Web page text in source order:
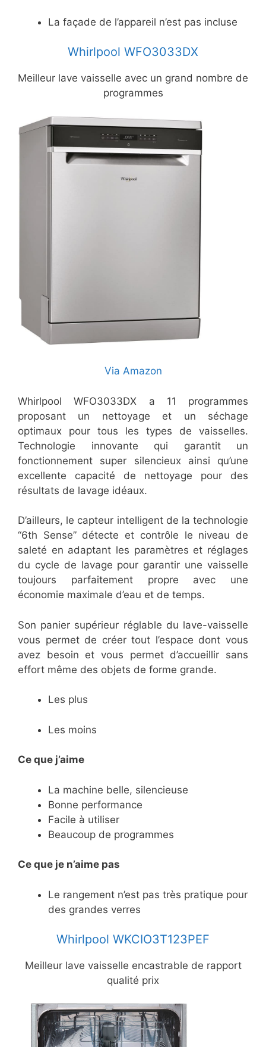
La façade de l’appareil n’est pas incluse
Whirlpool WFO3033DX
Meilleur lave vaisselle avec un grand nombre de
programmes
Via Amazon
Whirlpool WFO3033DX a 11 programmes
proposant un nettoyage et un séchage
optimaux pour tous les types de vaisselles.
Technologie innovante qui garantit un
fonctionnement super silencieux ainsi qu’une
excellente capacité de nettoyage pour des
résultats de lavage idéaux.
D’ailleurs, le capteur intelligent de la technologie
“6th Sense” détecte et contrôle le niveau de
saleté en adaptant les paramètres et réglages
du cycle de lavage pour garantir une vaisselle
toujours parfaitement propre avec une
économie maximale d’eau et de temps.
Son panier supérieur réglable du lave-vaisselle
vous permet de créer tout l’espace dont vous
avez besoin et vous permet d’accueillir sans
effort même des objets de forme grande.
Les plus
Les moins
Ce que j’aime
La machine belle, silencieuse
Bonne performance
Facile à utiliser
Beaucoup de programmes
Ce que je n’aime pas
Le rangement n’est pas très pratique pour
des grandes verres
Whirlpool WKCIO3T123PEF
Meilleur lave vaisselle encastrable de rapport
qualité prix